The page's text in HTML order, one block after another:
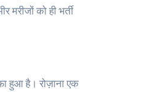
को ही भर्ती
हुआ है। रोज़ाना एक